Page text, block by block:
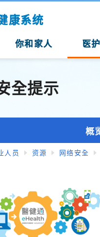
康系统
你和家人 医
全提示
概
人员 资源 网络安全